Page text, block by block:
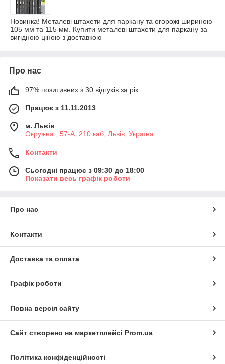
Новинка! Металеві штахети для паркану та огорожі шириною
105 мм та 115 мм. Купити металеві штахети для паркану за
вигідною ціною з доставкою
Про нас
97% позитивних з 30 відгуків за рік
Працює з 11.11.2013
м. Львів
Окружна , 57-А, 210 каб, Львів, Україна
Контакти
Сьогодні працює з 09:30 до 18:00
Показати весь графік роботи
Про нас
Контакти
Доставка та оплата
Графік роботи
Повна версія сайту
Сайт створено на маркетплейсі Prom.ua
Політика конфіденційності